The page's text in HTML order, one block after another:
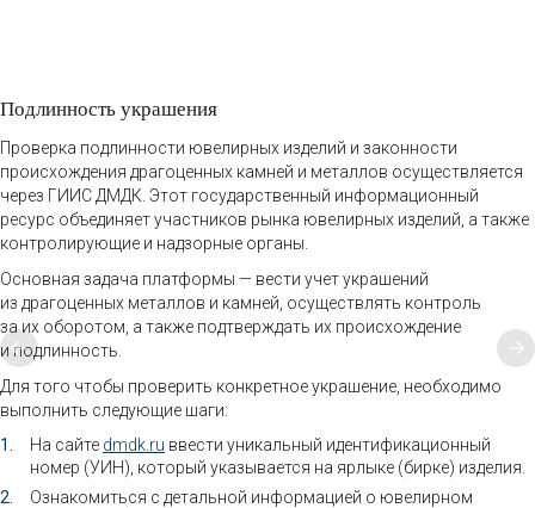
Подлинность украшения
Проверка подлинности ювелирных изделий и законности
происхождения драгоценных камней и металлов осуществляется
через ГИИС ДМДК. Этот государственный информационный
ресурс объединяет участников рынка ювелирных изделий, а также
контролирующие и надзорные органы.
Основная задача платформы — вести учет украшений
из драгоценных металлов и камней, осуществлять контроль
за их оборотом, а также подтверждать их происхождение
и подлинность.
Для того чтобы проверить конкретное украшение, необходимо
выполнить следующие шаги:
На сайте dmdk.ru ввести уникальный идентификационный
номер (УИН), который указывается на ярлыке (бирке) изделия.
Ознакомиться с детальной информацией о ювелирном